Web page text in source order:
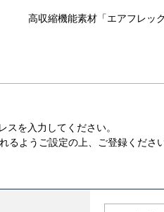
高収縮機能素材「エアフレッ
スを入力してください。
ようご設定の上、ご登録くださ